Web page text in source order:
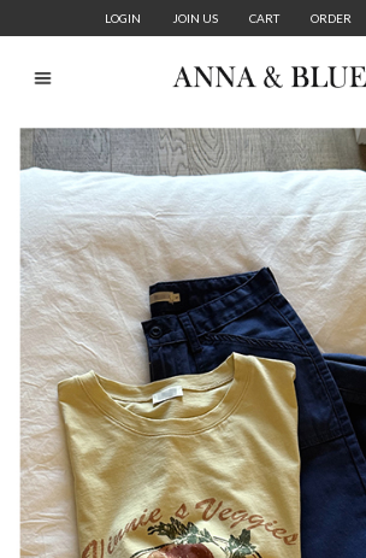
LOGIN JOIN US CART ORDER